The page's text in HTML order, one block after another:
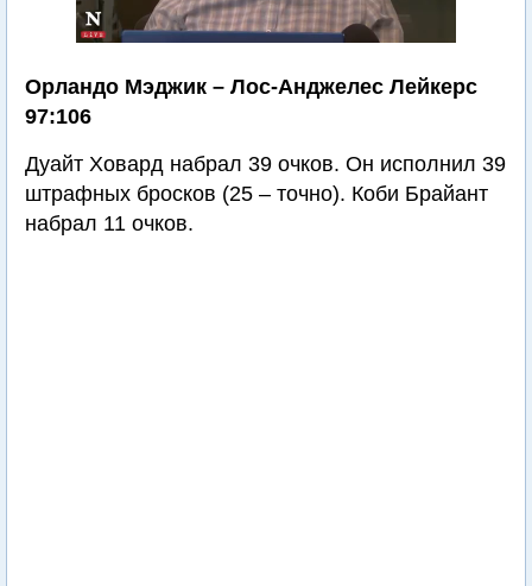
Орландо Мэджик – Лос-Анджелес Лейкерс
97:106
Дуайт Ховард набрал 39 очков. Он исполнил 39
штрафных бросков (25 – точно). Коби Брайант
набрал 11 очков.